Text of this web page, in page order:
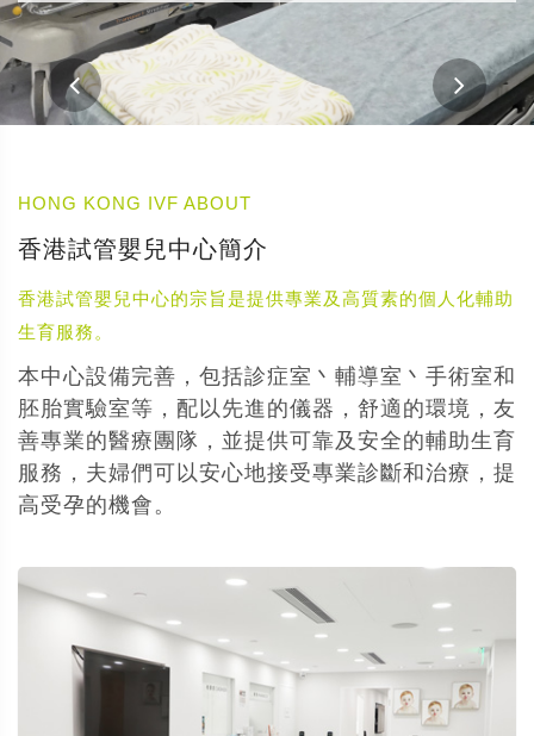
HONG KONG IVF ABOUT
香港試管嬰兒中心簡介
香港試管嬰兒中心的宗旨是提供專業及高質素的個人化輔助
生育服務。
本中心設備完善，包括診症室丶輔導室丶手術室和
胚胎實驗室等，配以先進的儀器，舒適的環境，友
善專業的醫療團隊，並提供可靠及安全的輔助生育
服務，夫婦們可以安心地接受專業診斷和治療，提
高受孕的機會。